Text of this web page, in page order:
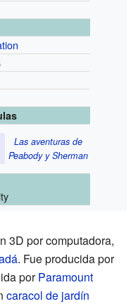
Las aventuras de
Peabody y Sherman
3D por computadora,
. Fue producida por
porParamount
caracol de jardín